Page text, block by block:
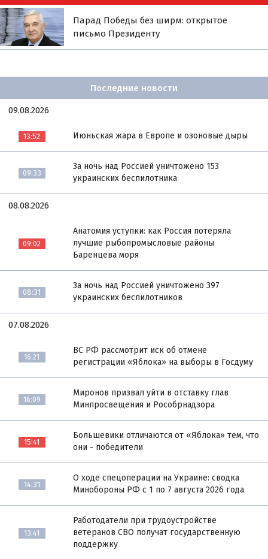
Парад Победы без ширм: открытое
письмо Президенту
Последние новости
09.08.2026
13:52 Июньская жара в Европе и озоновые дыры
09:33
За ночь над Россией уничтожено 153
украинских беспилотника
08.08.2026
09:02
Анатомия уступки: как Россия потеряла
лучшие рыбопромысловые районы
Баренцева моря
08:31
За ночь над Россией уничтожено 397
украинских беспилотников
07.08.2026
16:21
ВС РФ рассмотрит иск об отмене
регистрации «Яблока» на выборы в Госдуму
16:09
Миронов призвал уйти в отставку глав
Минпросвещения и Рособрнадзора
15:41
Большевики отличаются от «Яблока» тем, что
они - победители
14:31
О ходе спецоперации на Украине: сводка
Минобороны РФ с 1 по 7 августа 2026 года
13:41
Работодатели при трудоустройстве
ветеранов СВО получат государственную
поддержку